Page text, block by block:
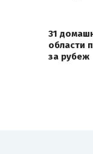
31
области
за рубеж